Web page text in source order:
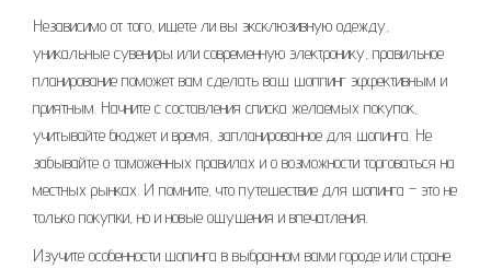
Независимо от того, ищете ли вы эксклюзивную одежду,
уникальные сувениры или современную электронику, правильное
планирование поможет вам сделать ваш шоппинг эффективным и
приятным. Начните с составления списка желаемых покупок,
учитывайте бюджет и время, запланированное для шопинга. Не
забывайте о таможенных правилах и о возможности торговаться на
местных рынках. И помните, что путешествие для шопинга – это не
только покупки, но и новые ощущения и впечатления.
Изучите особенности шопинга в выбранном вами городе или стране.